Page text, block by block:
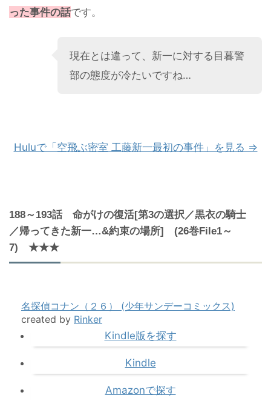
った事件の話です。
現在とは違って、新一に対する目暮警
部の態度が冷たいですね…
Huluで「空飛ぶ密室 工藤新一最初の事件」を見る ⇒
188～193話 命がけの復活[第3の選択／黒衣の騎士
／帰ってきた新一…&約束の場所] (26巻File1～
7) ★★★
名探偵コナン（２６） (少年サンデーコミックス)
created by Rinker
Kindle版を探す
Kindle
Amazonで探す